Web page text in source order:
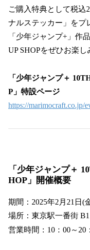
ご購入特典として税込
ナルステッカー」をプ
「少年ジャンプ+」作
UP SHOPをぜひお楽し
「少年ジャンプ＋
P」特設ページ
https://marimocraft.co.jp/
「少年ジャンプ＋
HOP」開催概要
期間：2025年2月21日(
場所：東京駅一番街
営業時間：10：00～20